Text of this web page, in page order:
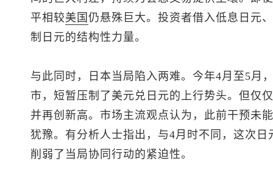
平相较美国 仍悬殊巨大。投资者借入低息日元
制日元的结构性力量。
与此同时，日本当局陷入两难。今年4月至5月
市，短暂压制了 美元兑日元的上行势头。但仅
并再创新高。市场主流观点认为，此前干预未
犹豫。有分析人士指出，与4月时不同，这次
削弱了当局协同行动的紧迫性。